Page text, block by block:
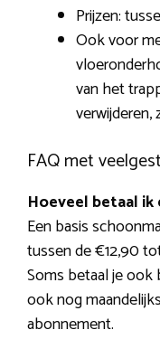
Prijzen:
Ook voor
van het
verwijderen,
FAQ met
Hoeveel betaal
Een basis
tussen de €12,90
Soms betaal je
ook nog
abonnement.